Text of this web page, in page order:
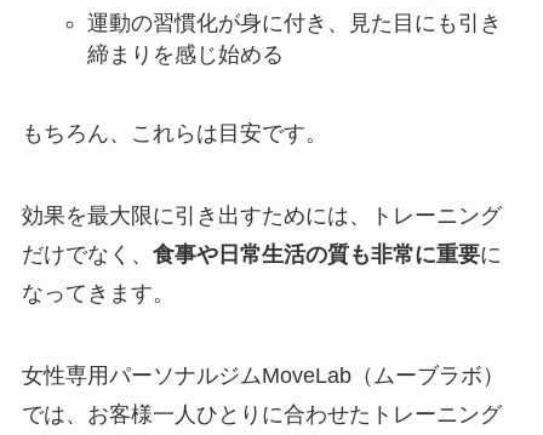
運動の習慣化が身に付き、見た目にも引き
締まりを感じ始める
もちろん、これらは目安です。
効果を最大限に引き出すためには、トレーニング
だけでなく、 食事や日常生活の質も非常に重要に
なってきます。
女性専用パーソナルジムMoveLab（ムーブラボ）
では、お客様一人ひとりに合わせたトレーニング